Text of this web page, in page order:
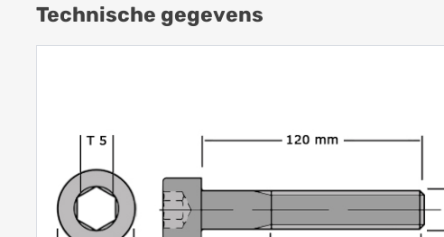
Technische gegevens